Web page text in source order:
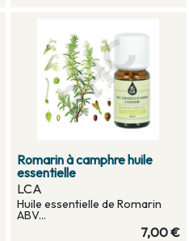
Romarin à camphre huile
essentielle
LCA
Huile essentielle de Romarin
ABV...
7,00 €